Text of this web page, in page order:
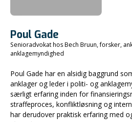
Poul Gade
Senioradvokat hos Bech Bruun, forsker,
anklagemyndighed
Poul Gade har en alsidig baggrund
anklager og leder i politi- og
særligt erfaring inden for
straffeproces, konfliktløsning og
har derudover praktisk erfaring med